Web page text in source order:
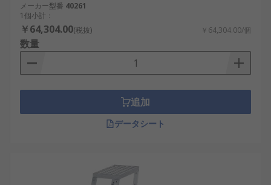
メーカー型番 40261
1個小計：
￥64,304.00(税抜) ￥64,304.00/個
数量
追加
データシート